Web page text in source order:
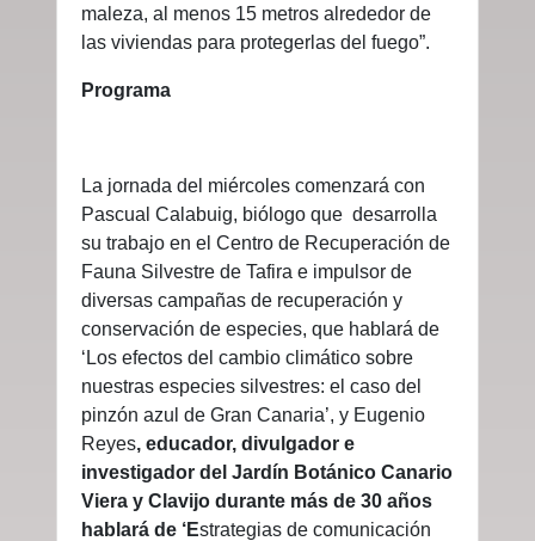
maleza, al menos 15 metros alrededor de
las viviendas para protegerlas del fuego”.
Programa
La jornada del miércoles comenzará con
Pascual Calabuig, biólogo que desarrolla
su trabajo en el Centro de Recuperación de
Fauna Silvestre de Tafira e impulsor de
diversas campañas de recuperación y
conservación de especies, que hablará de
‘Los efectos del cambio climático sobre
nuestras especies silvestres: el caso del
pinzón azul de Gran Canaria’, y Eugenio
Reyes, educador, divulgador e
investigador del Jardín Botánico Canario
Viera y Clavijo durante más de 30 años
hablará de ‘Estrategias de comunicación